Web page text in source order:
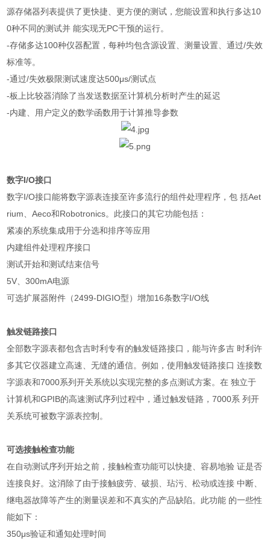
源存储器列表提供了更快捷、更方便的测试，您能设置和执行多达10
0种不同的测试并 能实现无PC干预的运行。
-存储多达100种仪器配置，每种均包含源设置、测量设置、通过/失效
标准等。
-通过/失效极限测试速度达500μs/测试点
-板上比较器消除了当发送数据至计算机分析时产生的延迟
-内建、用户定义的数学函数用于计算推导参数
数字I/O接口
数字I/O接口能将数字源表连接至许多流行的组件处理程序，包 括Aet
rium 、Aeco和Robotronics。此接口的其它功能包括：
紧凑的系统集成用于分选和排序等应用
内建组件处理程序接口
测试开始和测试结束信号
5V 、300mA电源
可选扩展器附件（2499-DIGIO型）增加16条数字I/O线
触发链路接口
全部数字源表都包含吉时利专有的触发链路接口，能与许多吉 时利许
多其它仪器建立高速、无缝的通信。例如，使用触发链路接口 连接数
字源表和7000系列开关系统以实现完整的多点测试方案。在 独立于
计算机和GPIB的高速测试序列过程中，通过触发链路，7000系 列开
关系统可被数字源表控制。
可选接触检查功能
在自动测试序列开始之前，接触检查功能可以快捷、容易地验 证是否
连接良好。这消除了由于接触疲劳、破损、玷污、松动或连接 中断、
继电器故障等产生的测量误差和不真实的产品缺陷。此功能 的一些性
能如下：
350μs验证和通知处理时间